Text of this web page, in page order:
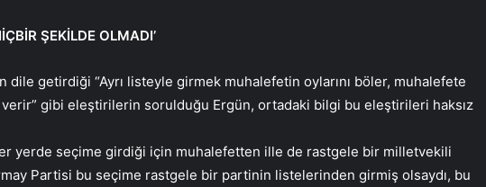
ŞEKİLDE OLMADI’
dile getirdiği “Ayrı listeyle girmek muhalefetin oylarını böler, muhalefete
verir” gibi eleştirilerin sorulduğu Ergün, ortadaki bilgi bu eleştirileri haksız
yerde seçime girdiği için muhalefetten ille de rastgele bir milletvekili
Partisi bu seçime rastgele bir partinin listelerinden girmiş olsaydı, bu